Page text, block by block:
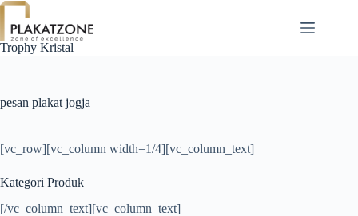
Skip
content
Trophy Kristal
pesan plakat jogja
[vc_row][vc_column width=1/4][vc_column_text]
Kategori Produk
[/vc_column_text][vc_column_text]